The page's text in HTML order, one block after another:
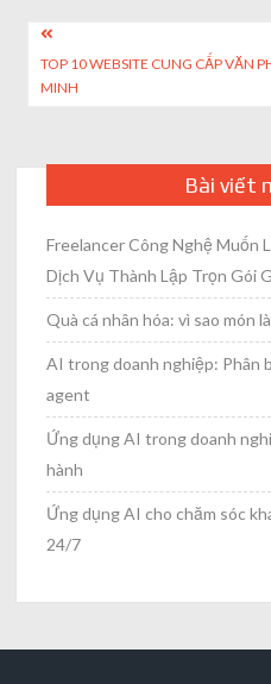
Post
navigation
TOP 10 WEBSITE CUNG CẤP VĂN
MINH
Bài viết
Freelancer Công Nghệ Muốn
Dịch Vụ Thành Lập Trọn Gói
Quà cá nhân hóa: vì sao món
AI trong doanh nghiệp: Phân
agent
Ứng dụng AI trong doanh
hành
Ứng dụng AI cho chăm sóc
24/7